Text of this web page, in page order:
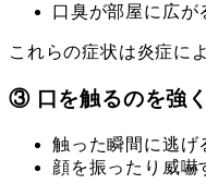
口臭が部屋に広が
これらの症状は炎症に
③ 口を触るのを強
触った瞬間に逃げ
顔を振ったり威嚇